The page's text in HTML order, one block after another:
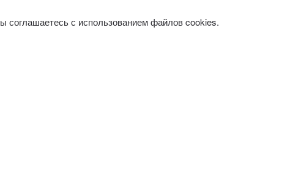
соглашаетесь с использованием файлов cookies.